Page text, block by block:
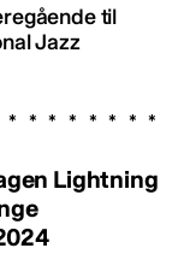
til
Jazz
Lightning